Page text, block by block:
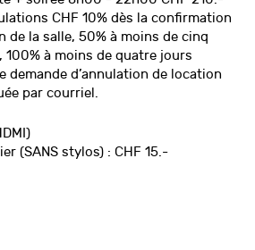
CHF 10% dès la confirmation
de la salle, 50% à moins de cinq
100% à moins de quatre jours
demande d’annulation de location
par courriel.
(SANS stylos) : CHF 15.-